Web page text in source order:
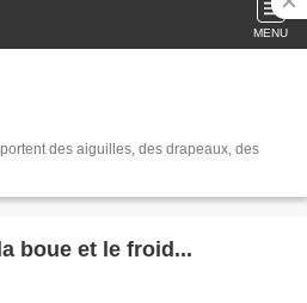
MENU
des aiguilles, des drapeaux, des
boue et le froid...